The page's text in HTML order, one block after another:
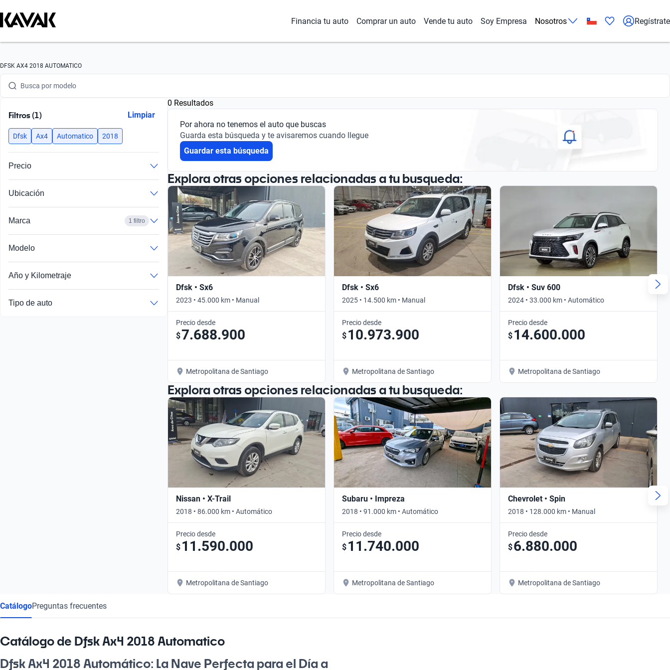
Financia tu auto Comprar un auto Vende tu auto Soy Empresa Nosotros Regístrate
DFSK AX4 2018 AUTOMATICO
Busca por marca
Busca por modelo
Busca por año
Busca por marca
Busca por versión
Busca por año
Filtros (1) Limpiar
Dfsk Ax4 Automatico 2018
Precio
Ubicación
Marca 1 filtro
Modelo
Año y Kilometraje
Tipo de auto
0 Resultados
Por ahora no tenemos el auto que buscas
Guarda esta búsqueda y te avisaremos cuando llegue
Guardar esta búsqueda
Explora otras opciones relacionadas a tu busqueda:
Dfsk • Sx6
2023 • 45.000 km • Manual
Precio desde
$7.688.900
Metropolitana de Santiago
Dfsk • Sx6
2025 • 14.500 km • Manual
Precio desde
$ 10.973.900
Metropolitana de Santiago
Dfsk • Suv 600
2024 • 33.000 km • Automático
Precio desde
$ 14.600.000
Metropolitana de Santiago
Explora otras opciones relacionadas a tu busqueda:
Nissan • X-Trail
2018 • 86.000 km • Automático
Precio desde
$ 11.590.000
Metropolitana de Santiago
Subaru • Impreza
2018 • 91.000 km • Automático
Precio desde
$ 11.740.000
Metropolitana de Santiago
Chevrolet • Spin
2018 • 128.000 km • Manual
Precio desde
$6.880.000
Metropolitana de Santiago
CatálogoPreguntas frecuentes
Catálogo de Dfsk Ax4 2018 Automatico
Dfsk Ax4 2018 Automático: La Nave Perfecta para el Día a